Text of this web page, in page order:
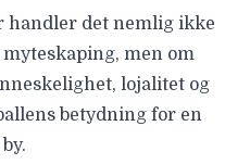
handler det nemlig ikke
myteskaping, men om
lojalitet og
betydning for en